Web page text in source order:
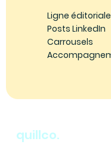
Ligne éditoriale
Posts LinkedIn
Carrousels
quillco.